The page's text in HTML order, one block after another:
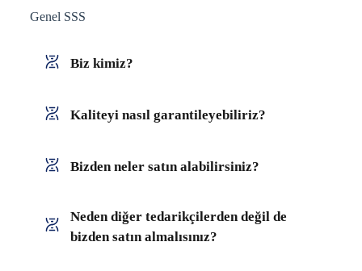
Genel SSS
Biz kimiz?
Kaliteyi nasıl garantileyebiliriz?
Bizden neler satın alabilirsiniz?
Neden diğer tedarikçilerden değil de
bizden satın almalısınız?